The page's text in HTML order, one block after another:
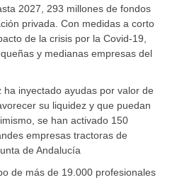
2027, 293 millones de fondos
privada. Con medidas a corto
de la crisis por la Covid-19,
y medianas empresas del
ha inyectado ayudas por valor de
su liquidez y que puedan
se han activado 150
empresas tractoras de
de Andalucía
de más de 19.000 profesionales